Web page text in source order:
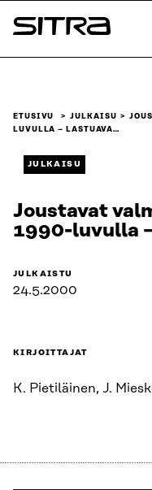
Siirry
suoraan
Sitra
ETUSIVU JULKAISU
LUVULLA – LASTUAVA…
JULKAISU
Joustavat
1990-luvulla
JULKAISTU
24.5.2000
KIRJOITTAJAT
K. Pietiläinen, J.